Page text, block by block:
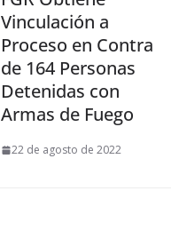
Vinculación a
Proceso en Contra
de 164 Personas
Detenidas con
Armas de Fuego
22 de agosto de 2022